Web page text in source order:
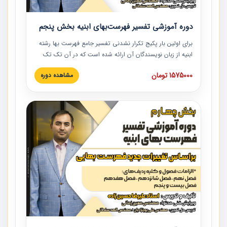
دوره آموزشی تفسیر فهرست‌بهای ابنیه بخش پنجم
برای اولین بار پکیج تکرار نشدنی تفسیر جامع فهرست بها رشته
ابنیه از زبان نویسندگان آن ارائه شده است که در آن تک تک
ردیف ها و مطالب فهرست بها تفسیر و ارائه شده است. این
دوره به صورت کامل تصویری بوده و به همراه تصاویر عملیات
دوره با کلام مهندس علیرضاحسین‌زاده مدیر پروژه مهندسی
مشاور در امر بازنگری فهرست بها رشته ابنیه ارائه شده و به تمام
همکارانی که در حوزه صنعت ساخت در حال فعالیت هستند حتما
توصیه می کنیم از مطالب این دوره استفاده نمایند.
1575000 تومان مشاهده دوره